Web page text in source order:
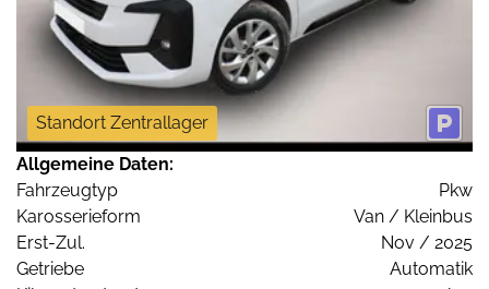
Standort Zentrallager
Allgemeine Daten:
Fahrzeugtyp
Pkw
Karosserieform
Van / Kleinbus
Erst-Zul.
Nov / 2025
Getriebe
Automatik